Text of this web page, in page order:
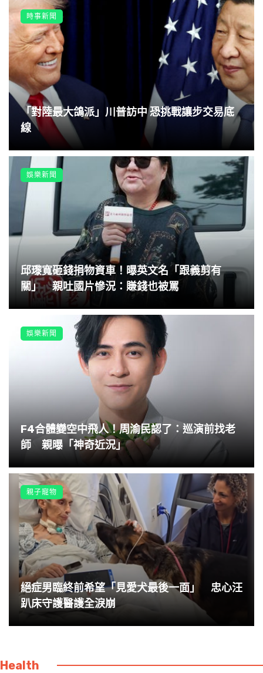
「對陸最大鴿派」川普訪中 恐挑戰讓步交易底
線
時事新聞
邱瓈寬砸錢捐物資車！曝英文名「跟義剪有
關」 親吐國片慘況：賺錢也被罵
娛樂新聞
F4合體變空中飛人！周渝民認了：巡演前找老
師 親曝「神奇近況」
娛樂新聞
絕症男臨終前希望「見愛犬最後一面」 忠心汪
趴床守護醫護全淚崩
親子寵物
Health